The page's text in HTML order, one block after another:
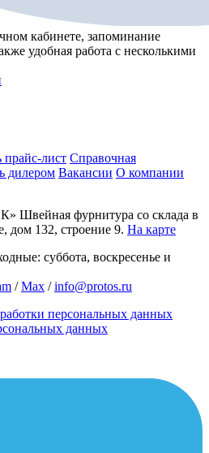
кабинете, запоминание
удобная работа с несколькими
прайс-лист Справочная
дилером Вакансии О компании
Швейная фурнитура со склада в
дом 132, строение 9. На карте
суббота, воскресенье и
/Max /info@protos.ru
персональных данных
данных